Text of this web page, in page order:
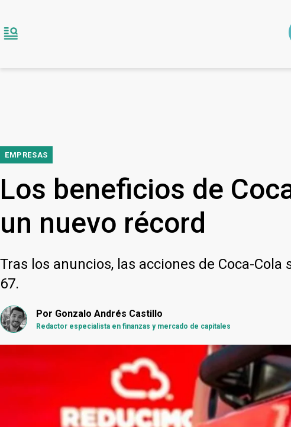
EMPRESAS
Los beneficios de
un nuevo récord
Tras los anuncios, las acciones de Coca-
67.
Por Gonzalo Andrés Castillo
Redactor especialista en finanzas y mercado de capitales